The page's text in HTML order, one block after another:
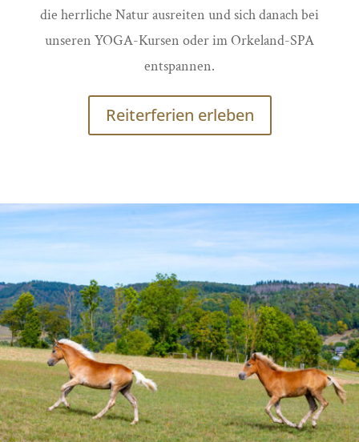
die herrliche Natur ausreiten und sich danach bei
unseren YOGA-Kursen oder im Orkeland-SPA
entspannen.
Reiterferien erleben